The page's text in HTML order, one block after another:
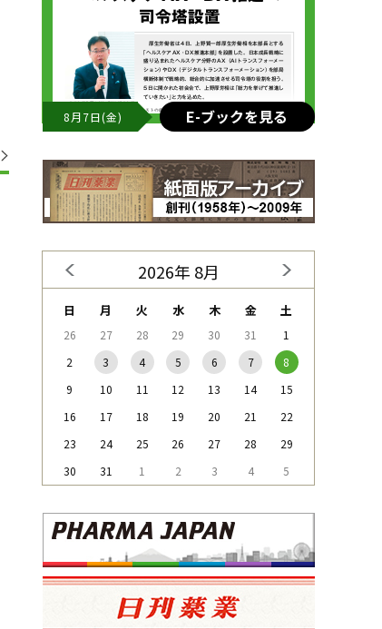
8月7日(金) E-ブックを見る
2026年 8月
日 月 火 水 木 金 土
26 27 28 29 30 31
1
2
3 4 5 6 7
8
9
10 11 12 13 14
15
16
17 18 19 20 21
22
23
24 25 26 27 28
29
30
31 1 2 3 4 5